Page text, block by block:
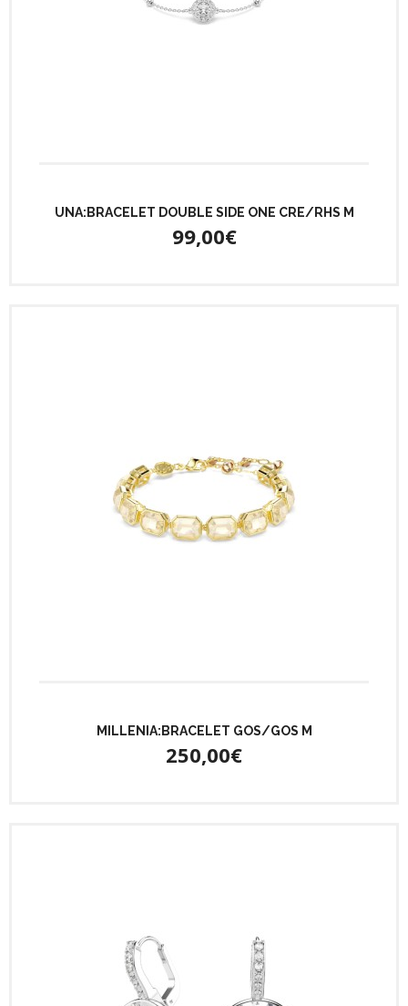
UNA:BRACELET DOUBLE SIDE ONE CRE/RHS M
99,00€
MILLENIA:BRACELET GOS/GOS M
250,00€